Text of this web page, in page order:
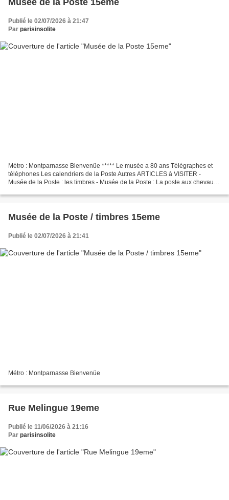
Publié le 02/07/2026 à 21:47
Par parisinsolite
Métro : Montparnasse Bienvenüe ***** Le musée a 80 ans Télégraphes et
téléphones Les calendriers de la Poste Autres ARTICLES à VISITER -
Musée de la Poste : les timbres - Musée de la Poste : La poste aux chevaux -
Musée de la Poste / timbres 15eme
Publié le 02/07/2026 à 21:41
Métro : Montparnasse Bienvenüe
Rue Melingue 19eme
Publié le 11/06/2026 à 21:16
Par parisinsolite